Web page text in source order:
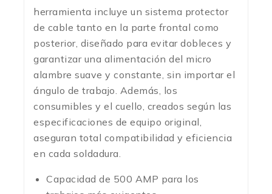
herramienta incluye un sistema protector
de cable tanto en la parte frontal como
posterior, diseñado para evitar dobleces y
garantizar una alimentación del micro
alambre suave y constante, sin importar el
ángulo de trabajo. Además, los
consumibles y el cuello, creados según las
especificaciones de equipo original,
aseguran total compatibilidad y eficiencia
en cada soldadura.
Capacidad de 500 AMP para los